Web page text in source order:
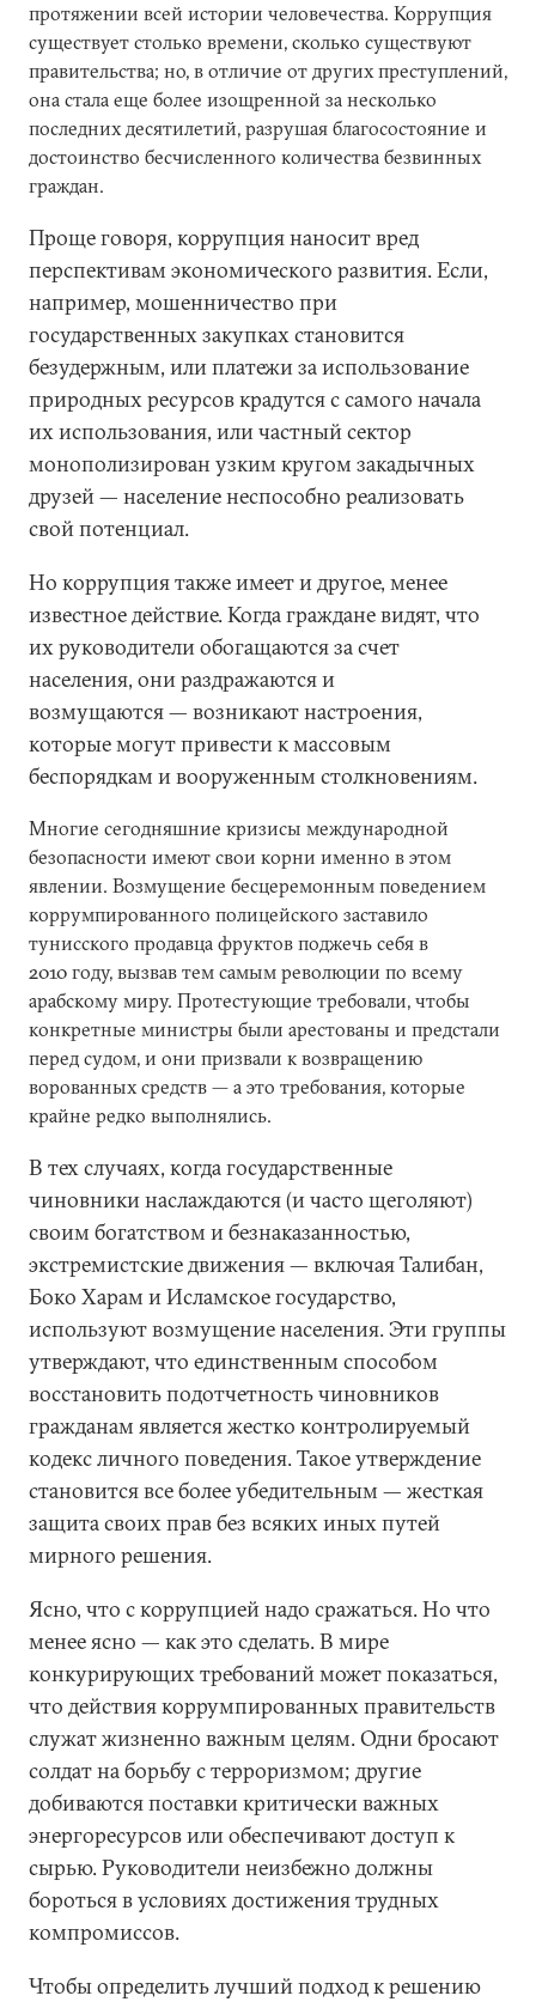
протяжении всей истории человечества. Коррупция
существует столько времени, сколько существуют
правительства; но, в отличие от других преступлений,
она стала еще более изощренной за несколько
последних десятилетий, разрушая благосостояние и
достоинство бесчисленного количества безвинных
граждан.
Проще говоря, коррупция наносит вред
перспективам экономического развития. Если,
например, мошенничество при
государственных закупках становится
безудержным, или платежи за использование
природных ресурсов крадутся с самого начала
их использования, или частный сектор
монополизирован узким кругом закадычных
друзей — население неспособно реализовать
свой потенциал.
Но коррупция также имеет и другое, менее
известное действие. Когда граждане видят, что
их руководители обогащаются за счет
населения, они раздражаются и
возмущаются — возникают настроения,
которые могут привести к массовым
беспорядкам и вооруженным столкновениям.
Многие сегодняшние кризисы международной
безопасности имеют свои корни именно в этом
явлении. Возмущение бесцеремонным поведением
коррумпированного полицейского заставило
тунисского продавца фруктов поджечь себя в
2010 году, вызвав тем самым революции по всему
арабскому миру. Протестующие требовали, чтобы
конкретные министры были арестованы и предстали
перед судом, и они призвали к возвращению
ворованных средств — а это требования, которые
крайне редко выполнялись.
В тех случаях, когда государственные
чиновники наслаждаются (и часто щеголяют)
своим богатством и безнаказанностью,
экстремистские движения — включая Талибан,
Боко Харам и Исламское государство,
используют возмущение населения. Эти группы
утверждают, что единственным способом
восстановить подотчетность чиновников
гражданам является жестко контролируемый
кодекс личного поведения. Такое утверждение
становится все более убедительным — жесткая
защита своих прав без всяких иных путей
мирного решения.
Ясно, что с коррупцией надо сражаться. Но что
менее ясно — как это сделать. В мире
конкурирующих требований может показаться,
что действия коррумпированных правительств
служат жизненно важным целям. Одни бросают
солдат на борьбу с терроризмом; другие
добиваются поставки критически важных
энергоресурсов или обеспечивают доступ к
сырью. Руководители неизбежно должны
бороться в условиях достижения трудных
компромиссов.
Чтобы определить лучший подход к решению